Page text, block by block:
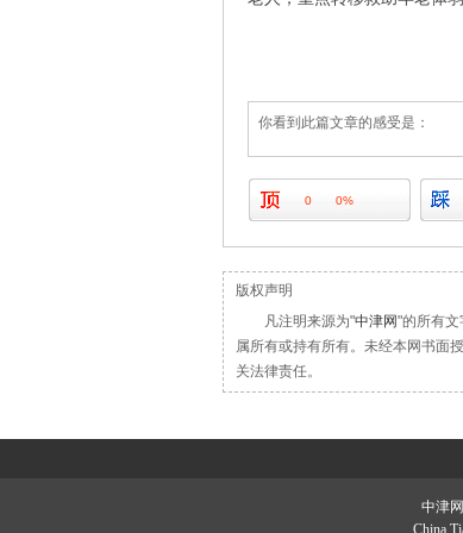
你看到此篇文章的感受是：
0 0%
版权声明
凡注明来源为"中津网"的所有
属所有或持有所有。未经本网书面
关法律责任。
中津
China